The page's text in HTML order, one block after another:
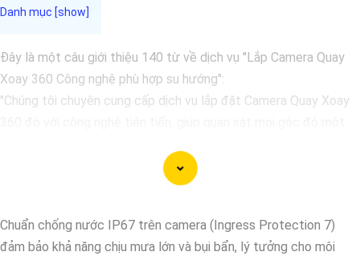
Đây là một câu giới thiệu 140 từ về dịch vụ "Lắp Camera Quay
Xoay 360 Công nghệ phù hợp su hướng":
"Chúng tôi chuyên cung cấp dịch vụ lắp đặt Camera Quay Xoay
dõi và giám sát mọi hoạt động trong khu vực mục tiêu một cách
dễ dàng và tiện lợi. Hãy liên hệ với chúng tôi để được tư vấn và
bạn."
Chuẩn chống nước IP67 trên camera (Ingress Protection 7)
đảm bảo khả năng chịu mưa lớn và bụi bẩn, lý tưởng cho môi